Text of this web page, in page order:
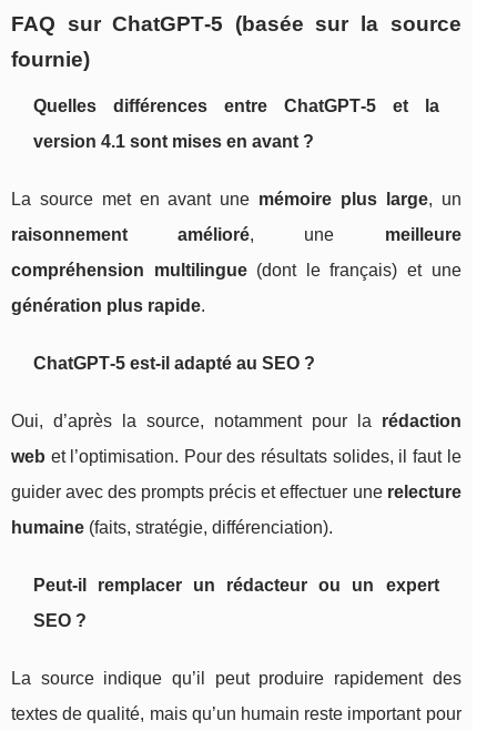
FAQ sur ChatGPT‑5 (basée sur la source
fournie)
Quelles différences entre ChatGPT‑5 et la
version 4.1 sont mises en avant ?
La source met en avant une mémoire plus large, un
raisonnement amélioré, une meilleure
compréhension multilingue(dont le français) et une
génération plus rapide.
ChatGPT‑5 est-il adapté au SEO ?
Oui, d’après la source, notamment pour la rédaction
web et l’optimisation. Pour des résultats solides, il faut le
guider avec des prompts précis et effectuer une relecture
humaine (faits, stratégie, différenciation).
Peut-il remplacer un rédacteur ou un expert
SEO ?
La source indique qu’il peut produire rapidement des
textes de qualité, mais qu’un humain reste important pour